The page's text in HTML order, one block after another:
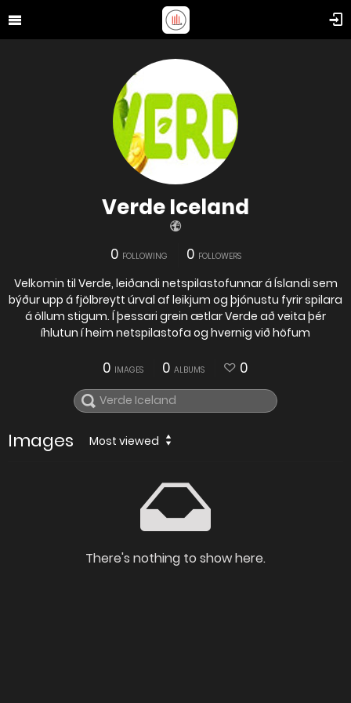
Verde Iceland
0 FOLLOWING 0 FOLLOWERS
Velkomin til Verde, leiðandi netspilastofunnar á Íslandi sem
býður upp á fjölbreytt úrval af leikjum og þjónustu fyrir spilara
á öllum stigum. Í þessari grein ætlar Verde að veita þér
íhlutun í heim netspilastofa og hvernig við höfum
0 IMAGES 0 ALBUMS 0
Images Most viewed
There's nothing to show here.